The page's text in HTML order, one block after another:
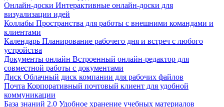
Онлайн-доски Интерактивные онлайн-доски для
визуализации идей
Коллабы Пространства для работы с внешними командами и
клиентами
Календарь Планирование рабочего дня и встреч с любого
устройства
Документы онлайн Встроенный онлайн-редактор для
совместной работы с документами
Диск Облачный диск компании для рабочих файлов
Почта Корпоративный почтовый клиент для удобной
коммуникации
База знаний 2.0 Удобное хранение учебных материалов